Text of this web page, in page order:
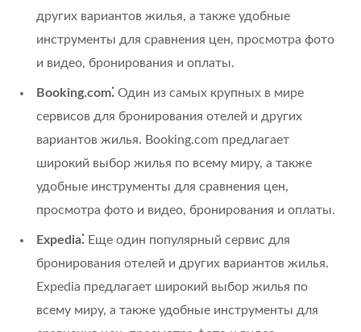
других вариантов жилья, а также удобные
инструменты для сравнения цен, просмотра фото
и видео, бронирования и оплаты.
Booking.com⁚ Один из самых крупных в мире
сервисов для бронирования отелей и других
вариантов жилья. Booking.com предлагает
широкий выбор жилья по всему миру, а также
удобные инструменты для сравнения цен,
просмотра фото и видео, бронирования и оплаты.
Expedia⁚ Еще один популярный сервис для
бронирования отелей и других вариантов жилья.
Expedia предлагает широкий выбор жилья по
всему миру, а также удобные инструменты для